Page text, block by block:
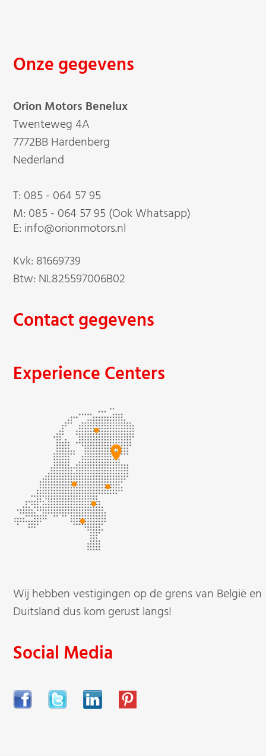
Onze gegevens
Orion Motors Benelux
Twenteweg 4A
7772BB Hardenberg
Nederland
T: 085 - 064 57 95
M: 085 - 064 57 95 (Ook Whatsapp)
E: info@orionmotors.nl
Kvk: 81669739
Btw: NL825597006B02
Contact gegevens
Experience Centers
Wij hebben vestigingen op de grens van België en
Duitsland dus kom gerust langs!
Social Media